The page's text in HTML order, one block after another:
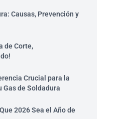
Causas, Prevención y
de Corte,
Crucial para la
Gas de Soldadura
2026 Sea el Año de